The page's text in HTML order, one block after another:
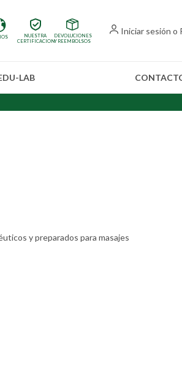
NUESTRA
CERTIFICACION
DEVOLUCIONES
Y REEMBOLSOS
Iniciar sesión o
LAB
y preparados para masajes